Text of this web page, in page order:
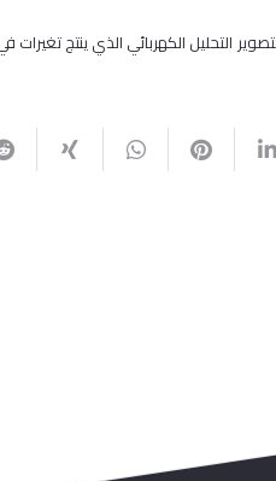
لتصوير التحليل الكهربائي الذي ينتج